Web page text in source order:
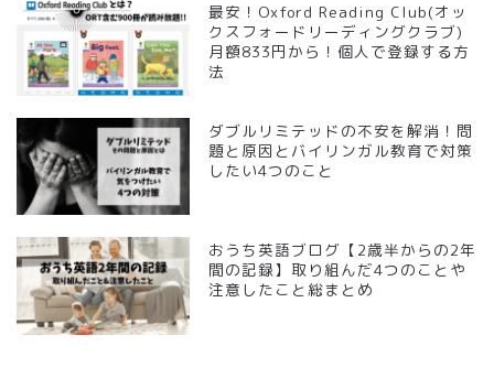
最安！Oxford Reading Club(オッ
クスフォードリーディングクラブ)
月額833円から！個人で登録する方
法
ダブルリミテッドの不安を解消！問
題と原因とバイリンガル教育で対策
したい4つのこと
おうち英語ブログ【2歳半からの2年
間の記録】取り組んだ4つのことや
注意したこと総まとめ